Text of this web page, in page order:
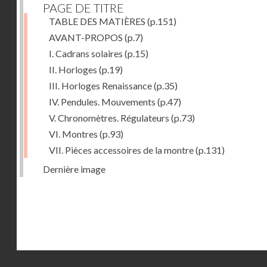
PAGE DE TITRE
TABLE DES MATIÈRES (p.151)
AVANT-PROPOS (p.7)
I. Cadrans solaires (p.15)
II. Horloges (p.19)
III. Horloges Renaissance(p.35)
IV. Pendules. Mouvements (p.47)
V. Chronomètres. Régulateurs (p.73)
VI. Montres (p.93)
VII. Pièces accessoires de la montre(p.131)
Dernière image